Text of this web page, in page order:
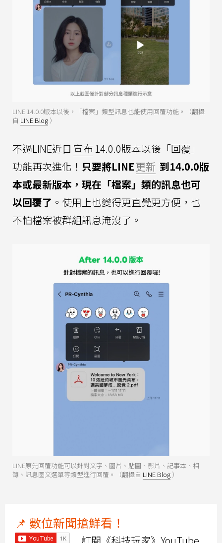
LINE 14.0.0版本以後，「檔案」類型訊息也能使用回覆功能。（翻攝
自 LINE Blog ）
不過LINE近日 宣布 14.0.0版本以後「回覆」
功能再次進化！ 只要將LINE更新 到14.0.0版
本或最新版本，現在「檔案」類的訊息也可
以回覆了 。使用上也變得更直覺更方便，也
不怕檔案被群組訊息淹沒了。
LINE原先回覆功能可以針對文字、圖片、貼圖、影片、記事本、相
簿、訊息圖文選單等類型進行回覆。（翻攝自 LINE Blog ）
📌 數位新聞搶鮮看！